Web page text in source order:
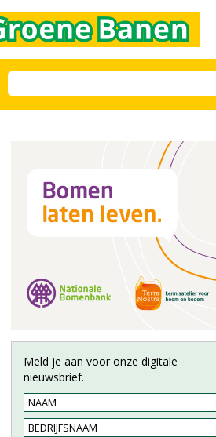
Meld je aan voor onze digitale
nieuwsbrief.